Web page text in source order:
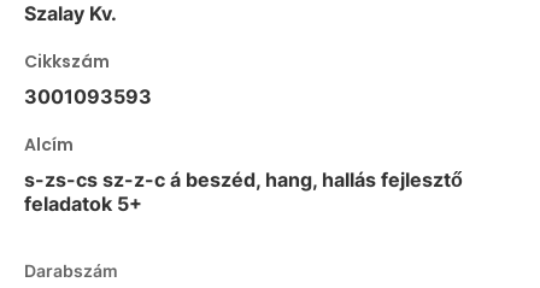
Szalay Kv.
Cikkszám
3001093593
Alcím
s-zs-cs sz-z-c á beszéd, hang, hallás fejlesztő
feladatok 5+
Darabszám